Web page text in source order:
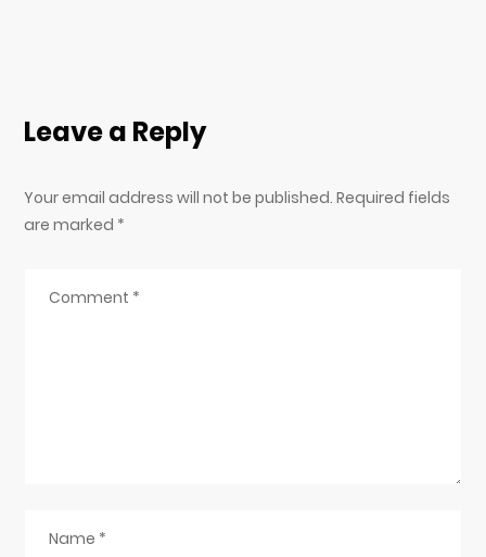
Leave a Reply
Your email address will not be published. Required fields
are marked *